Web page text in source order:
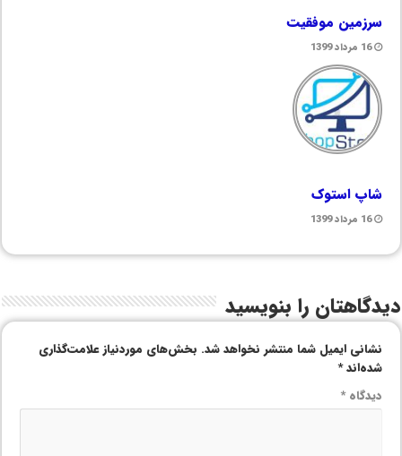
سرزمین موفقیت
16 مرداد 1399
شاپ استوک
16 مرداد 1399
دیدگاهتان را بنویسید
نشانی ایمیل شما منتشر نخواهد شد. بخش‌های موردنیاز علامت‌گذاری
شده‌اند*
دیدگاه*